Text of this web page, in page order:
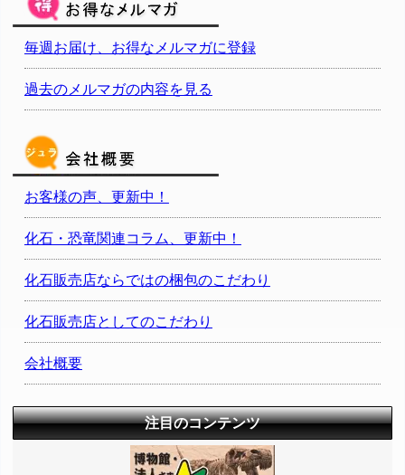
毎週お届け、お得なメルマガに登録
過去のメルマガの内容を見る
お客様の声、更新中！
化石・恐竜関連コラム、更新中！
化石販売店ならではの梱包のこだわり
化石販売店としてのこだわり
会社概要
注目のコンテンツ